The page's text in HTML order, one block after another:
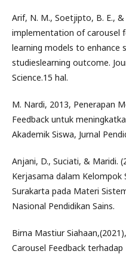
Arif, N. M., Soetjipto, B. E.,
implementation of carousel
learning models to enhance
studieslearning outcome.
Science.15 hal.
M. Nardi, 2013, Penerapan
Feedback untuk
Akademik Siswa, Jurnal
Anjani, D., Suciati, & Maridi.
Kerjasama dalam Kelompok
Surakarta pada Materi
Nasional Pendidikan Sains.
Birna Mastiur
Carousel Feedback